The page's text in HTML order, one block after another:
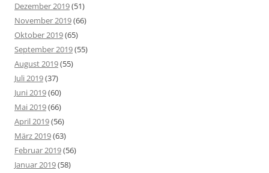
Dezember 2019(51)
November 2019(66)
Oktober 2019(65)
September 2019(55)
August 2019(55)
Juli 2019(37)
Juni 2019(60)
Mai 2019(66)
April 2019(56)
März 2019(63)
Februar 2019(56)
Januar 2019(58)